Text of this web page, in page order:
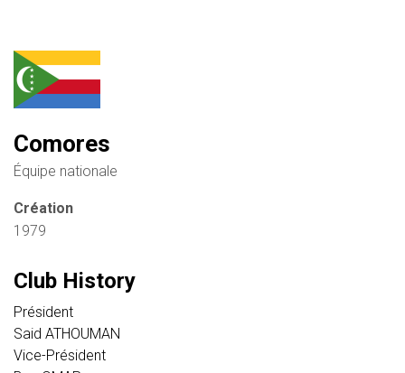
Comores
Équipe nationale
Création
1979
Club History
Président
Said ATHOUMAN
Vice-Président